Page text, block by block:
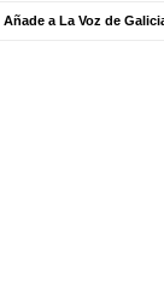
Añade a La Voz de